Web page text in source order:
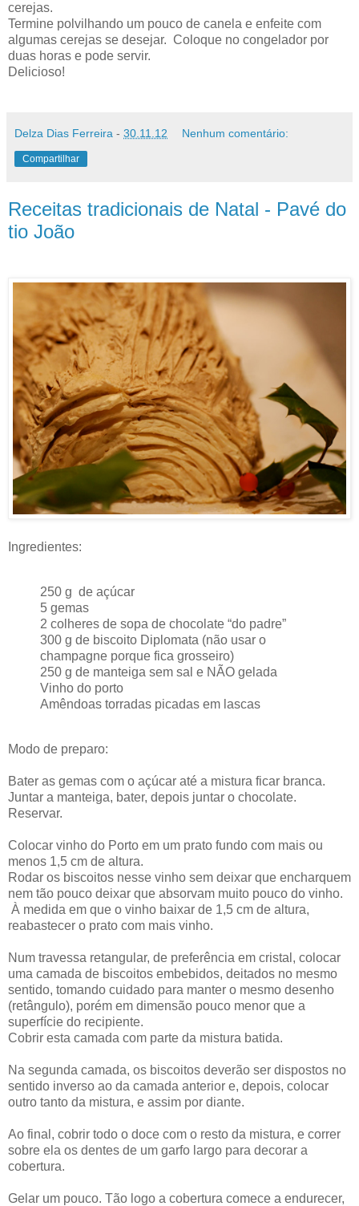
cerejas.
Termine polvilhando um pouco de canela e enfeite com
algumas cerejas se desejar. Coloque no congelador por
duas horas e pode servir.
Delicioso!
Delza Dias Ferreira - 30.11.12 Nenhum comentário:
Compartilhar
Receitas tradicionais de Natal - Pavé do
tio João
Ingredientes:
250 g de açúcar
5 gemas
2 colheres de sopa de chocolate “do padre”
300 g de biscoito Diplomata (não usar o
champagne porque fica grosseiro)
250 g de manteiga sem sal e NÃO gelada
Vinho do porto
Amêndoas torradas picadas em lascas
Modo de preparo:
Bater as gemas com o açúcar até a mistura ficar branca.
Juntar a manteiga, bater, depois juntar o chocolate.
Reservar.
Colocar vinho do Porto em um prato fundo com mais ou
menos 1,5 cm de altura.
Rodar os biscoitos nesse vinho sem deixar que encharquem
nem tão pouco deixar que absorvam muito pouco do vinho.
À medida em que o vinho baixar de 1,5 cm de altura,
reabastecer o prato com mais vinho.
Num travessa retangular, de preferência em cristal, colocar
uma camada de biscoitos embebidos, deitados no mesmo
sentido, tomando cuidado para manter o mesmo desenho
(retângulo), porém em dimensão pouco menor que a
superfície do recipiente.
Cobrir esta camada com parte da mistura batida.
Na segunda camada, os biscoitos deverão ser dispostos no
sentido inverso ao da camada anterior e, depois, colocar
outro tanto da mistura, e assim por diante.
Ao final, cobrir todo o doce com o resto da mistura, e correr
sobre ela os dentes de um garfo largo para decorar a
cobertura.
Gelar um pouco. Tão logo a cobertura comece a endurecer,